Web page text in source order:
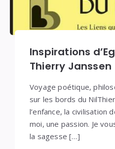
Inspirations
Thierry Janssen
Voyage poétique,
sur les bords du
l’enfance, la civilisation
moi, une passion. Je
la sagesse […]